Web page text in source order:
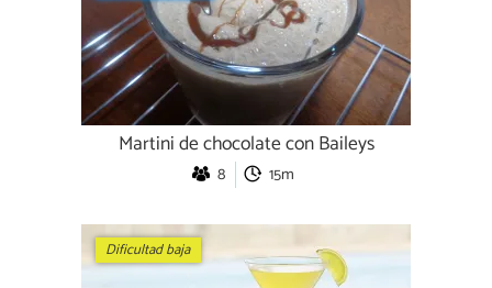
Martini de chocolate con Baileys
8 15m
Dificultad baja